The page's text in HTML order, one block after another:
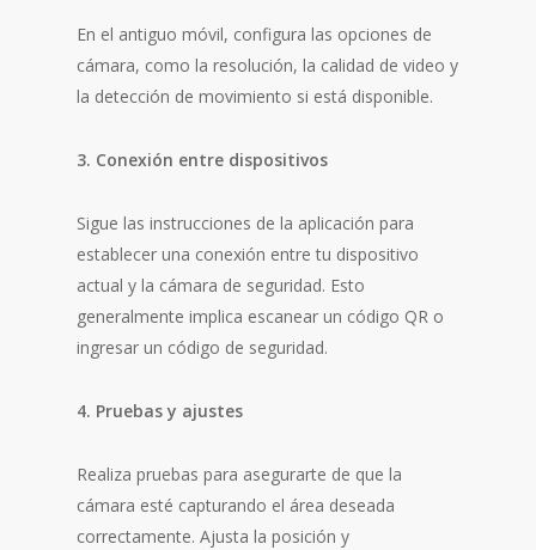
En el antiguo móvil, configura las opciones de
cámara, como la resolución, la calidad de video y
la detección de movimiento si está disponible.
3. Conexión entre dispositivos
Sigue las instrucciones de la aplicación para
establecer una conexión entre tu dispositivo
actual y la cámara de seguridad. Esto
generalmente implica escanear un código QR o
ingresar un código de seguridad.
4. Pruebas y ajustes
Realiza pruebas para asegurarte de que la
cámara esté capturando el área deseada
correctamente. Ajusta la posición y